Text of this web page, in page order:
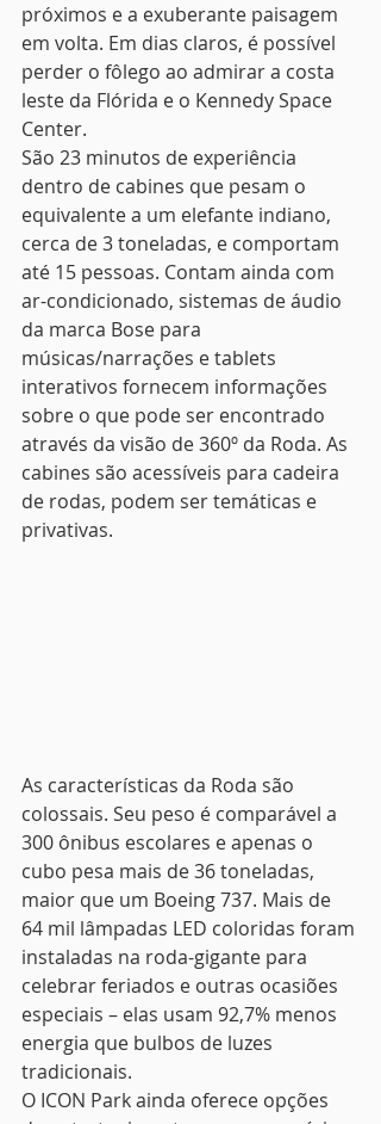
próximos e a exuberante paisagem
em volta. Em dias claros, é possível
perder o fôlego ao admirar a costa
leste da Flórida e o Kennedy Space
Center.
São 23 minutos de experiência
dentro de cabines que pesam o
equivalente a um elefante indiano,
cerca de 3 toneladas, e comportam
até 15 pessoas. Contam ainda com
ar-condicionado, sistemas de áudio
da marca Bose para
músicas/narrações e tablets
interativos fornecem informações
sobre o que pode ser encontrado
através da visão de 360º da Roda. As
cabines são acessíveis para cadeira
de rodas, podem ser temáticas e
privativas.
As características da Roda são
colossais. Seu peso é comparável a
300 ônibus escolares e apenas o
cubo pesa mais de 36 toneladas,
maior que um Boeing 737. Mais de
64 mil lâmpadas LED coloridas foram
instaladas na roda-gigante para
celebrar feriados e outras ocasiões
especiais – elas usam 92,7% menos
energia que bulbos de luzes
tradicionais.
O ICON Park ainda oferece opções